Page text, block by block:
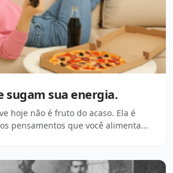
sugam sua energia.
hoje não é fruto do acaso. Ela é
pensamentos que você alimenta...